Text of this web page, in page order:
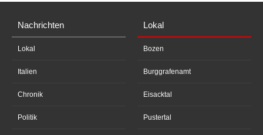
Nachrichten
Lokal
Italien
Chronik
Politik
Lokal
Bozen
Burggrafenamt
Eisacktal
Pustertal